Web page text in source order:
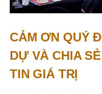
CẢM ƠN QUÝ
DỰ VÀ CHIA
TIN GIÁ TRỊ